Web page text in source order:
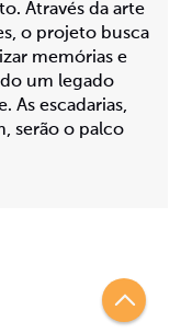
Através da arte
o projeto busca
memórias e
um legado
As escadarias,
serão o palco